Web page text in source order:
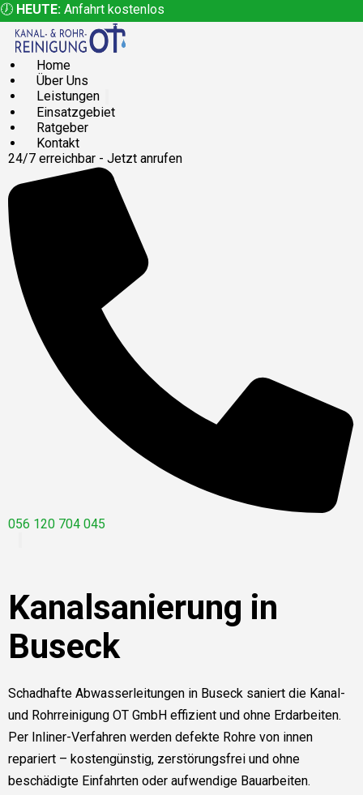
🕖 HEUTE: Anfahrt kostenlos
Home
Über Uns
Leistungen
Einsatzgebiet
Ratgeber
Kontakt
24/7 erreichbar - Jetzt anrufen
056 120 704 045
Kanalsanierung in
Buseck
Schadhafte Abwasserleitungen in Buseck saniert die Kanal-
und Rohrreinigung OT GmbH effizient und ohne Erdarbeiten.
Per Inliner-Verfahren werden defekte Rohre von innen
repariert – kostengünstig, zerstörungsfrei und ohne
beschädigte Einfahrten oder aufwendige Bauarbeiten.